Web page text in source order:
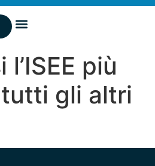
più
gli altri